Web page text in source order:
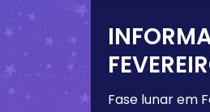
Fase lunar em